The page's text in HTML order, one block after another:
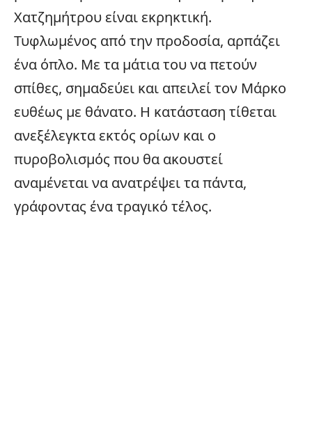
Χατζημήτρου είναι εκρηκτική.
Τυφλωμένος από την προδοσία, αρπάζει
ένα όπλο. Με τα μάτια του να πετούν
σπίθες, σημαδεύει και απειλεί τον Μάρκο
ευθέως με θάνατο. Η κατάσταση τίθεται
ανεξέλεγκτα εκτός ορίων και ο
πυροβολισμός που θα ακουστεί
αναμένεται να ανατρέψει τα πάντα,
γράφοντας ένα τραγικό τέλος.